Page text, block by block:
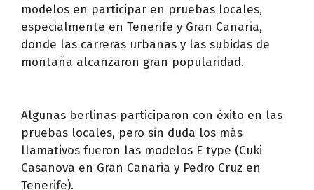
modelos en participar en pruebas locales,
especialmente en Tenerife y Gran Canaria,
donde las carreras urbanas y las subidas de
montaña alcanzaron gran popularidad.
Algunas berlinas participaron con éxito en las
pruebas locales, pero sin duda los más
llamativos fueron las modelos E type (Cuki
Casanova en Gran Canaria y Pedro Cruz en
Tenerife).